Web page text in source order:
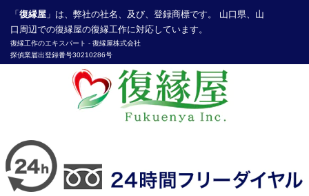
「 復縁屋 」は、弊社の社名、及び、登録商標です。 山口県、山
口周辺での復縁屋の復縁工作に対応しています。
復縁工作のエキスパート - 復縁屋株式会社
探偵業届出登録番号30210286号